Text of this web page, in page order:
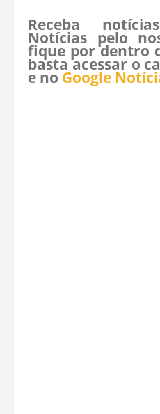
Receba
Notícias pelo
fique por dentro
basta acessar o
e no Google